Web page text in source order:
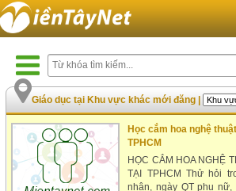
Giáo dục tại Khu vực khác mới đăng Xem
Học cắm hoa nghệ
TPHCM
HỌC CẮM HOA NGHỆ
TẠI TPHCM Thử hỏi
nhân, ngày QT phụ